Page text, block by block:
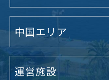
中国エリア
運営施設